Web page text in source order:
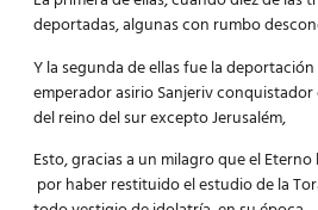
deportadas, algunas con rumbo
Y la segunda de ellas fue la
emperador asirio Sanjeriv
del reino del sur excepto Jerusalém,
Esto, gracias a un milagro que el Eterno
por haber restituido el estudio de la